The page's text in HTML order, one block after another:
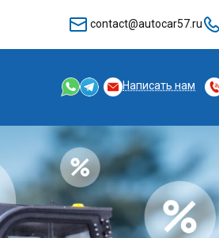
contact@autocar57.ru
Написать нам